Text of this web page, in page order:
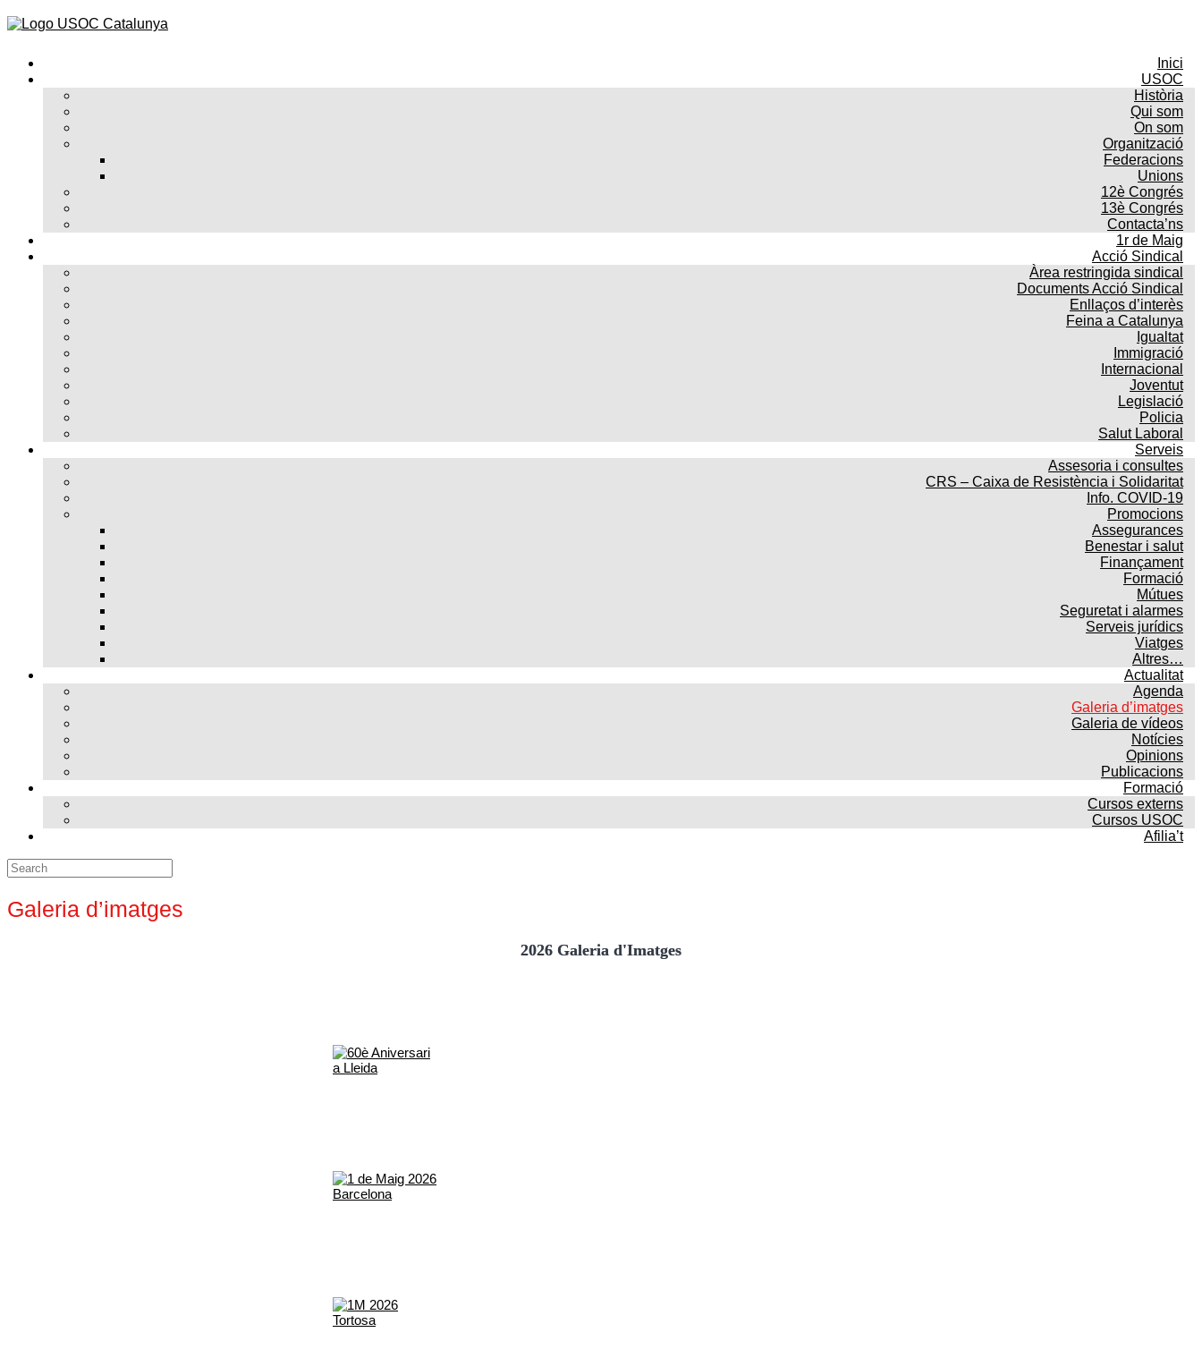
Inici
USOC
Història
Qui som
On som
Organització
Federacions
Unions
12è Congrés
13è Congrés
Contacta’ns
1r de Maig
Acció Sindical
Àrea restringida sindical
Documents Acció Sindical
Enllaços d’interès
Feina a Catalunya
Igualtat
Immigració
Internacional
Joventut
Legislació
Policia
Salut Laboral
Serveis
Assesoria i consultes
CRS – Caixa de Resistència i Solidaritat
Info. COVID-19
Promocions
Assegurances
Benestar i salut
Finançament
Formació
Mútues
Seguretat i alarmes
Serveis jurídics
Viatges
Altres…
Actualitat
Agenda
Galeria d’imatges
Galeria de vídeos
Notícies
Opinions
Publicacions
Formació
Cursos externs
Cursos USOC
Afilia’t
Search
for:
Galeria d’imatges
2026 Galeria d'Imatges